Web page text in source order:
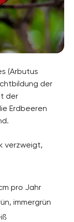
(Arbutus
der
der
Erdbeeren
verzweigt,
pro Jahr
immergrün